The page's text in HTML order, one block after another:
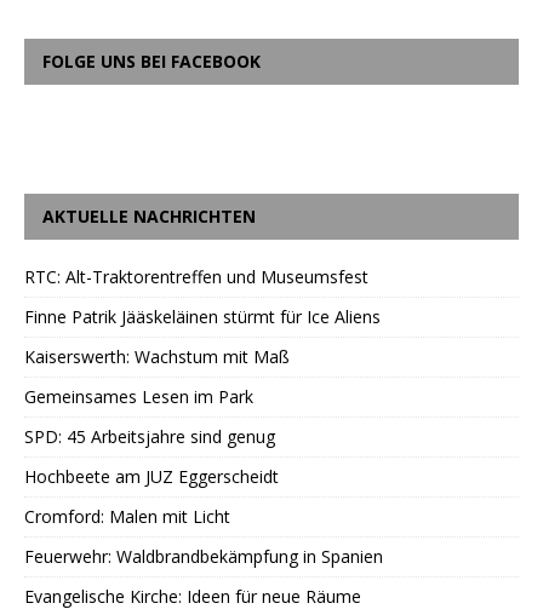
FOLGE UNS BEI FACEBOOK
AKTUELLE NACHRICHTEN
RTC: Alt-Traktorentreffen und Museumsfest
Finne Patrik Jääskeläinen stürmt für Ice Aliens
Kaiserswerth: Wachstum mit Maß
Gemeinsames Lesen im Park
SPD: 45 Arbeitsjahre sind genug
Hochbeete am JUZ Eggerscheidt
Cromford: Malen mit Licht
Feuerwehr: Waldbrandbekämpfung in Spanien
Evangelische Kirche: Ideen für neue Räume